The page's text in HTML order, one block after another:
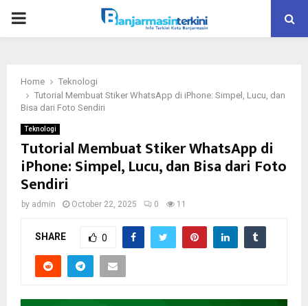
P
M
Home
Teknologi
Tutorial Membuat Stiker WhatsApp di iPhone: Simpel, Lucu, dan
Bisa dari Foto Sendiri
Teknologi
Tutorial Membuat Stiker WhatsApp di
iPhone: Simpel, Lucu, dan Bisa dari Foto
Sendiri
by admin October 22, 2025 0 11
SHARE 0